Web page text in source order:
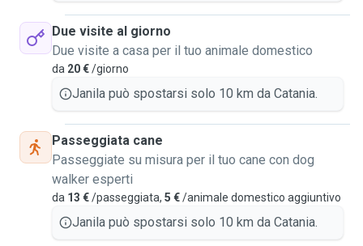
Due visite al giorno
Due visite a casa per il tuo animale domestico
da 20 €/giorno
Janila può spostarsi solo 10 km da Catania.
Passeggiata cane
Passeggiate su misura per il tuo cane con dog
walker esperti
da 13 €/passeggiata, 5 €/animale domestico aggiuntivo
Janila può spostarsi solo 10 km da Catania.